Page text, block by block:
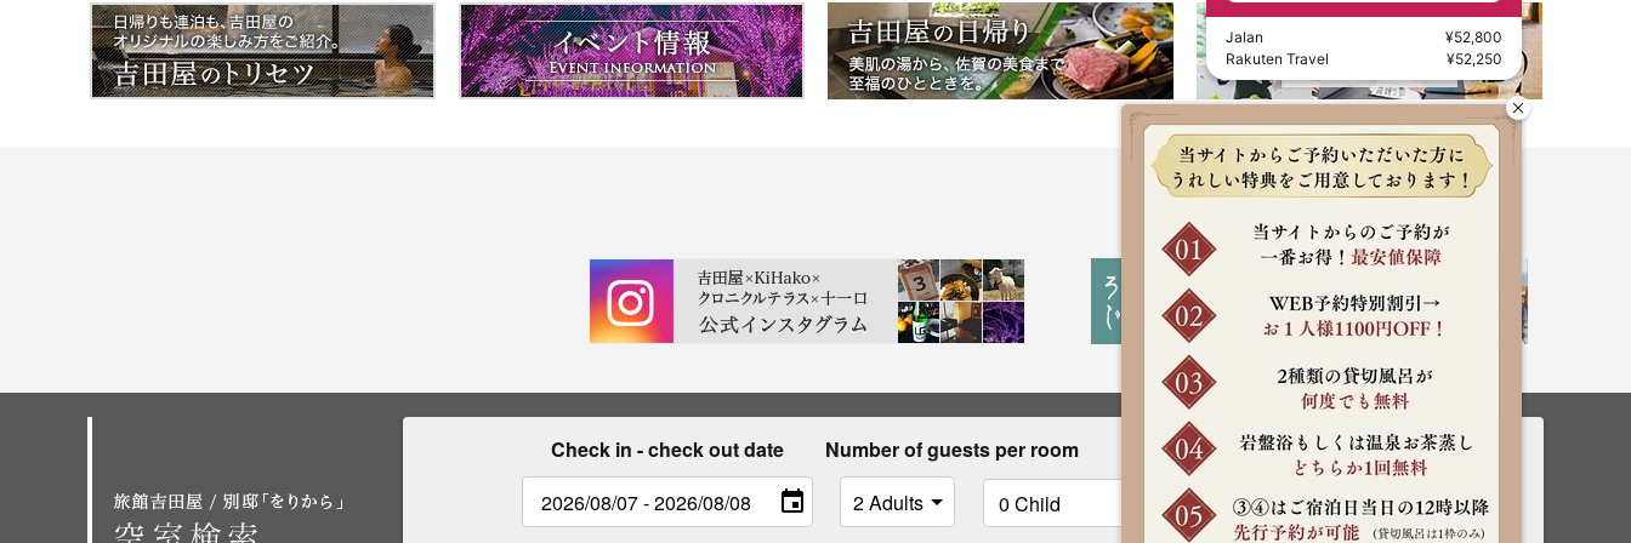
Check in - check out date Number of guests per room Rooms
Search
Jalan
¥52,800
Rakuten Travel
¥52,250